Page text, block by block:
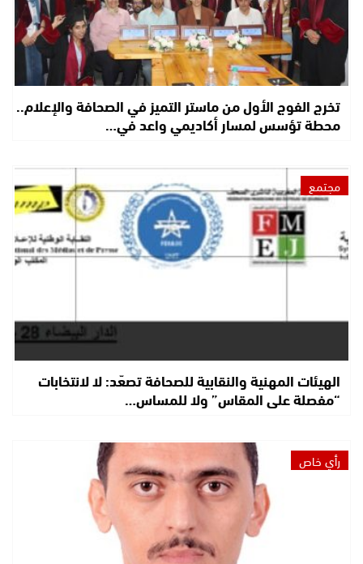
تخرج الفوج الأول من ماستر التميز في الصحافة والإعلام..
محطة تؤسس لمسار أكاديمي واعد في…
مجتمع
الهيئات المهنية والنقابية للصحافة تصعّد: لا لانتخابات
“مفصلة على المقاس” ولا للمساس…
رأي خاص